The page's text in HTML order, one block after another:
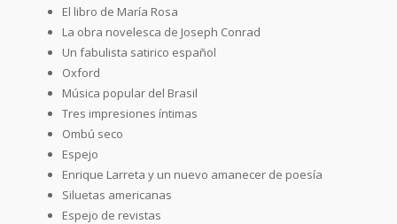
El libro de María Rosa
La obra novelesca de Joseph Conrad
Un fabulista satirico español
Oxford
Música popular del Brasil
Tres impresiones íntimas
Ombú seco
Espejo
Enrique Larreta y un nuevo amanecer de poesía
Siluetas americanas
Espejo de revistas